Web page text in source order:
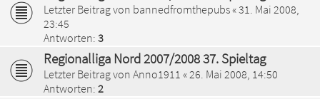
Letzter Beitrag von bannedfromthepubs«31. Mai 2008,
23:45
Antworten: 3
Regionalliga Nord 2007/2008 37. Spieltag
Letzter Beitrag von Anno1911 « 26. Mai 2008, 14:50
Antworten: 2